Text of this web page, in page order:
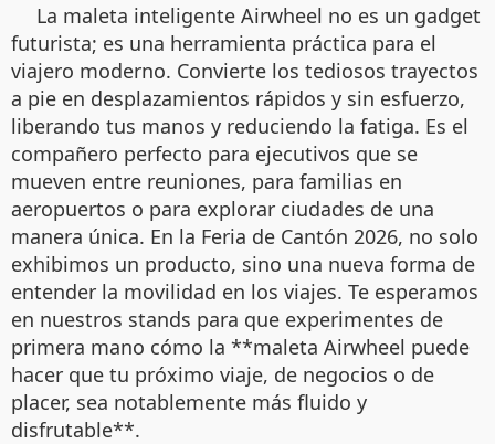
La maleta inteligente Airwheel no es un gadget
futurista; es una herramienta práctica para el
viajero moderno. Convierte los tediosos trayectos
a pie en desplazamientos rápidos y sin esfuerzo,
liberando tus manos y reduciendo la fatiga. Es el
compañero perfecto para ejecutivos que se
mueven entre reuniones, para familias en
aeropuertos o para explorar ciudades de una
manera única. En la Feria de Cantón 2026, no solo
exhibimos un producto, sino una nueva forma de
entender la movilidad en los viajes. Te esperamos
en nuestros stands para que experimentes de
primera mano cómo la **maleta Airwheel puede
hacer que tu próximo viaje, de negocios o de
placer, sea notablemente más fluido y
disfrutable**.